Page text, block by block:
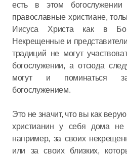
есть в этом богослужении
православные христиане,
Иисуса Христа как в
Некрещенные и
традиций не могут
богослужении, а отсюда
могут и поминаться
богослужением.
Это не значит, что вы как
христианин у себя дома не
например, за своих
или за своих близких,